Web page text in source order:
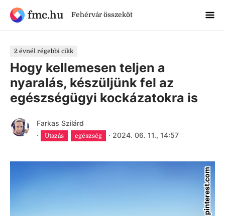
fmc.hu Fehérvár összeköt
2 évnél régebbi cikk
Hogy kellemesen teljen a
nyaralás, készüljünk fel az
egészségügyi kockázatokra is
Farkas Szilárd
·
Utazás egészség · 2024. 06. 11., 14:57
pinterest.com